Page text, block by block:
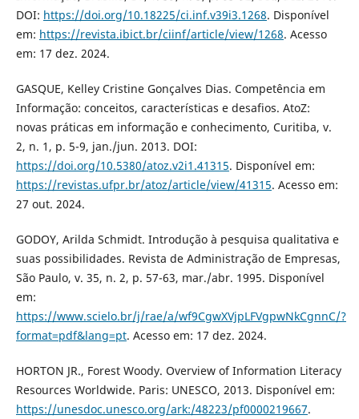
DOI: https://doi.org/10.18225/ci.inf.v39i3.1268. Disponível
em: https://revista.ibict.br/ciinf/article/view/1268. Acesso
em: 17 dez. 2024.
GASQUE, Kelley Cristine Gonçalves Dias. Competência em
Informação: conceitos, características e desafios. AtoZ:
novas práticas em informação e conhecimento, Curitiba, v.
2, n. 1, p. 5-9, jan./jun. 2013. DOI:
https://doi.org/10.5380/atoz.v2i1.41315. Disponível em:
https://revistas.ufpr.br/atoz/article/view/41315. Acesso em:
27 out. 2024.
GODOY, Arilda Schmidt. Introdução à pesquisa qualitativa e
suas possibilidades. Revista de Administração de Empresas,
São Paulo, v. 35, n. 2, p. 57-63, mar./abr. 1995. Disponível
em:
https://www.scielo.br/j/rae/a/wf9CgwXVjpLFVgpwNkCgnnC/?
format=pdf&lang=pt. Acesso em: 17 dez. 2024.
HORTON JR., Forest Woody. Overview of Information Literacy
Resources Worldwide. Paris: UNESCO, 2013. Disponível em:
https://unesdoc.unesco.org/ark:/48223/pf0000219667.